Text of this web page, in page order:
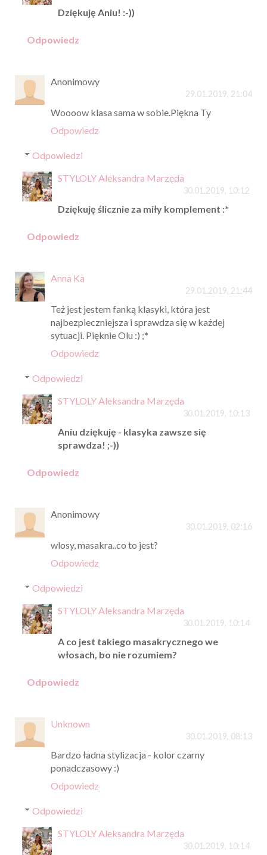
Dziękuję Aniu! :-))
Odpowiedz
Anonimowy
29.01.2019, 21:04
Woooow klasa sama w sobie.Piękna Ty
Odpowiedz
Odpowiedzi
STYLOLY Aleksandra Marzęda
30.01.2019, 10:12
Dziękuję ślicznie za miły komplement :*
Odpowiedz
Anna Ka
29.01.2019, 21:44
Też jest jestem fanką klasyki, która jest
najbezpieczniejsza i sprawdza się w każdej
sytuacji. Pięknie Olu :) ;*
Odpowiedz
Odpowiedzi
STYLOLY Aleksandra Marzęda
30.01.2019, 10:13
Aniu dziękuję - klasyka zawsze się
sprawdza! ;-))
Odpowiedz
Anonimowy
30.01.2019, 02:16
wlosy, masakra..co to jest?
Odpowiedz
Odpowiedzi
STYLOLY Aleksandra Marzęda
30.01.2019, 10:14
A co jest takiego masakrycznego we
włosach, bo nie rozumiem?
Odpowiedz
Unknown
30.01.2019, 08:13
Bardzo ładna stylizacja - kolor czarny
ponadczasowy :)
Odpowiedz
Odpowiedzi
STYLOLY Aleksandra Marzęda
30.01.2019, 10:14